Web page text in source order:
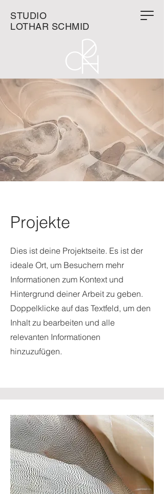
STUDIO
LOTHAR SCHMID
Projekte
Dies ist deine Projektseite. Es ist der
ideale Ort, um Besuchern mehr
Informationen zum Kontext und
Hintergrund deiner Arbeit zu geben.
Doppelklicke auf das Textfeld, um den
Inhalt zu bearbeiten und alle
relevanten Informationen
hinzuzufügen.